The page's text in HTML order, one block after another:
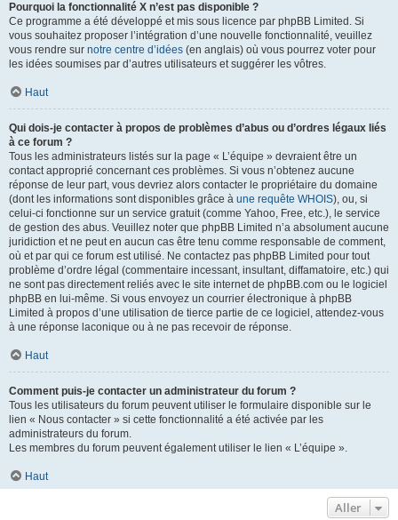
Pourquoi la fonctionnalité X n’est pas disponible ?
Ce programme a été développé et mis sous licence par phpBB Limited. Si
vous souhaitez proposer l’intégration d’une nouvelle fonctionnalité, veuillez
vous rendre sur notre centre d’idées (en anglais) où vous pourrez voter pour
les idées soumises par d’autres utilisateurs et suggérer les vôtres.
Haut
Qui dois-je contacter à propos de problèmes d’abus ou d’ordres légaux liés
à ce forum ?
Tous les administrateurs listés sur la page « L’équipe » devraient être un
contact approprié concernant ces problèmes. Si vous n’obtenez aucune
réponse de leur part, vous devriez alors contacter le propriétaire du domaine
(dont les informations sont disponibles grâce à une requête WHOIS), ou, si
celui-ci fonctionne sur un service gratuit (comme Yahoo, Free, etc.), le service
de gestion des abus. Veuillez noter que phpBB Limited n’a absolument aucune
juridiction et ne peut en aucun cas être tenu comme responsable de comment,
où et par qui ce forum est utilisé. Ne contactez pas phpBB Limited pour tout
problème d’ordre légal (commentaire incessant, insultant, diffamatoire, etc.) qui
ne sont pas directement reliés avec le site internet de phpBB.com ou le logiciel
phpBB en lui-même. Si vous envoyez un courrier électronique à phpBB
Limited à propos d’une utilisation de tierce partie de ce logiciel, attendez-vous
à une réponse laconique ou à ne pas recevoir de réponse.
Haut
Comment puis-je contacter un administrateur du forum ?
Tous les utilisateurs du forum peuvent utiliser le formulaire disponible sur le
lien « Nous contacter » si cette fonctionnalité a été activée par les
administrateurs du forum.
Les membres du forum peuvent également utiliser le lien « L’équipe ».
Haut
Aller